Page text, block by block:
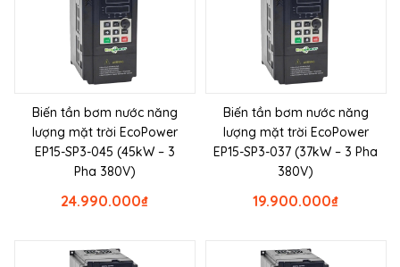
Biến tần bơm nước năng
lượng mặt trời EcoPower
EP15-SP3-045 (45kW – 3
Pha 380V)
₫
24.990.000
Biến tần bơm nước năng
lượng mặt trời EcoPower
EP15-SP3-037 (37kW – 3 Pha
380V)
₫
19.900.000